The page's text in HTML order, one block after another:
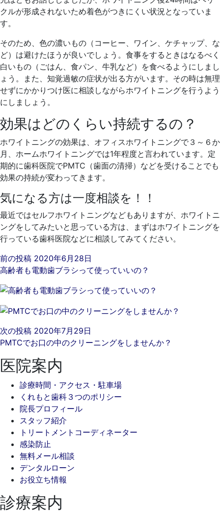
クルが形成されないため着色がつきにくい状況となっていま
す。
そのため、色の濃いもの（コーヒー、ワイン、ケチャップ、な
ど）は避けたほうが良いでしょう。食事をするときはなるべく
白いもの（ごはん、食パン、牛乳など）を食べるようにしまし
ょう。また、知覚過敏の症状が出る方がいます。その時は無理
せずにかかりつけ医に相談しながらホワイトニングを行うよう
にしましょう。
効果はどのくらい持続するの？
ホワイトニングの効果は、オフィスホワイトニングで３～６か
月、ホームホワイトニングでは1年程度と言われています。定
期的に歯科医院でPMTC（歯面の清掃）などを受けることでも
効果の持続が変わってきます。
気になる方は一度相談を！！
最近ではセルフホワイトニングなどもありますが、ホワイトニ
ングをしてみたいと思っている方は、まずはホワイトニングを
行っている歯科医院などに相談してみてください。
前の投稿 2020年6月28日
高齢者も電動歯ブラシって使っていいの？
次の投稿 2020年7月29日
PMTCでお口の中のクリーニングをしませんか？
医院案内
診療時間・アクセス・駐車場
くれもと歯科３つのポリシー
院長プロフィール
スタッフ紹介
トリートメントコーディネーター
感染防止
無料メール相談
デンタルローン
お役立ち情報
診療案内